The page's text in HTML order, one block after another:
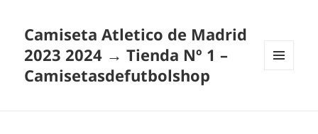
Camiseta Atletico de Madrid
2023 2024 → Tienda Nº 1 –
Camisetasdefutbolshop